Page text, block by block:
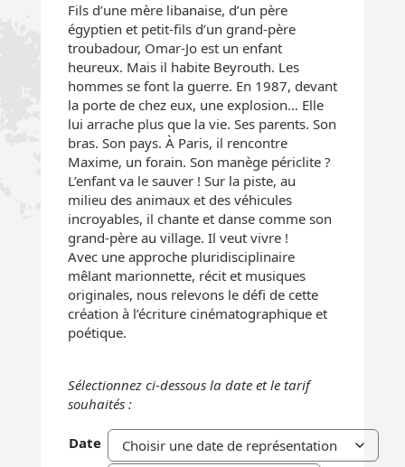
Fils d’une mère libanaise, d’un père
égyptien et petit-fils d’un grand-père
troubadour, Omar-Jo est un enfant
heureux. Mais il habite Beyrouth. Les
hommes se font la guerre. En 1987, devant
la porte de chez eux, une explosion… Elle
lui arrache plus que la vie. Ses parents. Son
bras. Son pays. À Paris, il rencontre
Maxime, un forain. Son manège périclite ?
L’enfant va le sauver ! Sur la piste, au
milieu des animaux et des véhicules
incroyables, il chante et danse comme son
grand-père au village. Il veut vivre !
Avec une approche pluridisciplinaire
mêlant marionnette, récit et musiques
originales, nous relevons le défi de cette
création à l’écriture cinématographique et
poétique.
Sélectionnez ci-dessous la date et le tarif
souhaités :
Date